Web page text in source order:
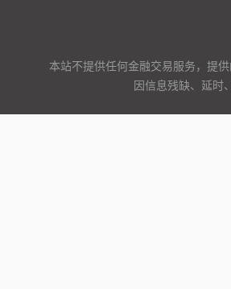
本站不提供任何金融交易服务，提
因信息残缺、延时